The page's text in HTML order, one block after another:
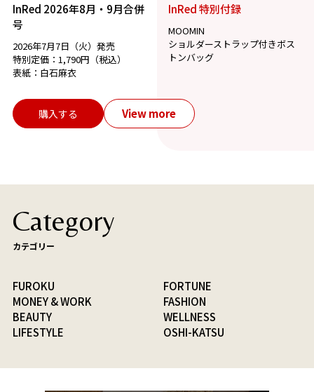
InRed 2026年8月・9月合併
号
2026年7月7日（火）発売
特別定価：1,790円（税込）
表紙：白石麻衣
InRed 特別付録
MOOMIN
ショルダーストラップ付きボス
トンバッグ
購入する View more
Category
カテゴリー
FUROKU
FORTUNE
MONEY & WORK
FASHION
BEAUTY
WELLNESS
LIFESTYLE
OSHI-KATSU